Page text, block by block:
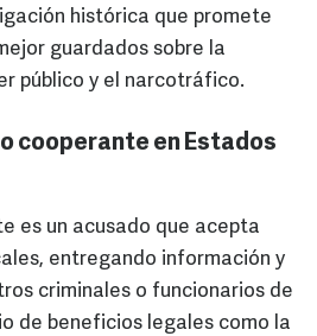
histórica que promete
guardados sobre la
público y el narcotráfico.
cooperante en Estados
es un acusado que acepta
entregando información y
criminales o funcionarios de
de beneficios legales como la